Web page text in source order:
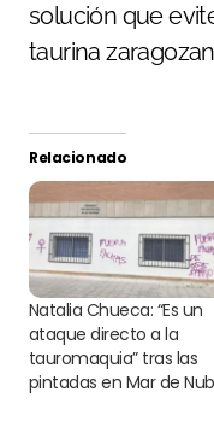
solución que
taurina
Relacionado
Natalia Chueca: “Es un
ataque directo a la
tauromaquia” tras las
pintadas en Mar de